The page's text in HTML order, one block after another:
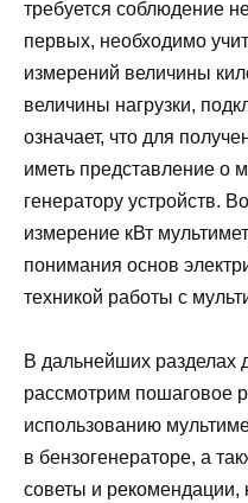
требуется соблюдение
первых, необходимо
измерений величины
величины нагрузки,
означает, что для
иметь представление о
генератору устройств.
измерение кВт
понимания основ
техникой работы с
В дальнейших разделах
рассмотрим пошаговое
использованию
в бензогенераторе, а
советы и рекомендации,